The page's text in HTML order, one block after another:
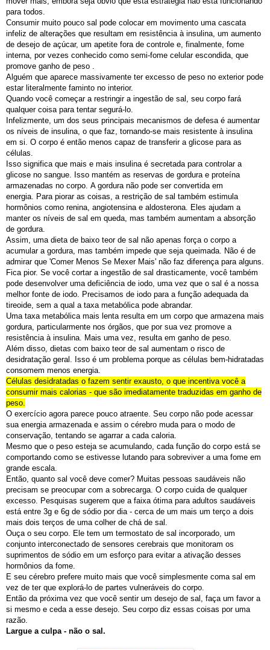
para todos.
Consumir muito pouco sal pode colocar em movimento uma cascata
infeliz de alterações que resultam em resistência à insulina, um aumento
de desejo de açúcar, um apetite fora de controle e, finalmente, fome
interna, por vezes conhecido como semi-fome celular escondida, que
promove ganho de peso .
Alguém que aparece massivamente ter excesso de peso no exterior pode
estar literalmente faminto no interior.
Quando você começar a restringir a ingestão de sal, seu corpo fará
qualquer coisa para tentar segurá-lo.
Infelizmente, um dos seus principais mecanismos de defesa é aumentar
os níveis de insulina, o que faz, tornando-se mais resistente à insulina
em si. O corpo é então menos capaz de transferir a glicose para as
células.
Isso significa que mais e mais insulina é secretada para controlar a
glicose no sangue. Isso mantém as reservas de gordura e proteína
armazenadas no corpo. A gordura não pode ser convertida em
energia. Para piorar as coisas, a restrição de sal também estimula
hormônios como renina, angiotensina e aldosterona. Eles ajudam a
manter os níveis de sal em queda, mas também aumentam a absorção
de gordura.
Assim, uma dieta de baixo teor de sal não apenas força o corpo a
acumular a gordura, mas também impede que seja queimada. Não é de
admirar que 'Comer Menos Se Mexer Mais' não faz diferença para alguns.
Fica pior. Se você cortar a ingestão de sal drasticamente, você também
pode desenvolver uma deficiência de iodo, uma vez que o sal é a nossa
melhor fonte de iodo. Precisamos de iodo para a função adequada da
tireoide, sem a qual a taxa metabólica pode abrandar.
Uma taxa metabólica mais lenta resulta em um corpo que armazena mais
gordura, particularmente nos órgãos, que por sua vez promove a
resistência à insulina. Mais uma vez, resulta em ganho de peso.
Além disso, dietas com baixo teor de sal aumentam o risco de
desidratação geral. Isso é um problema porque as células bem-hidratadas
consomem menos energia.
Células desidratadas o fazem sentir exausto, o que incentiva você a
consumir mais calorias - que são imediatamente traduzidas em ganho de
peso.
O exercício agora parece pouco atraente. Seu corpo não pode acessar
sua energia armazenada e assim o cérebro muda para o modo de
conservação, tentando se agarrar a cada caloria.
Mesmo que o peso esteja se acumulando, cada função do corpo está se
comportando como se estivesse lutando para sobreviver a uma fome em
grande escala.
Então, quanto sal você deve comer? Muitas pessoas saudáveis ​​não
precisam se preocupar com a sobrecarga. O corpo cuida de qualquer
excesso. Pesquisas sugerem que a faixa ótima para adultos saudáveis ​​
está entre 3g e 6g de sódio por dia - cerca de um mais um terço a dois
mais dois terços de uma colher de chá de sal.
Ouça o seu corpo. Ele tem um termostato de sal incorporado, um
conjunto interconectado de sensores cerebrais que monitoram os
suprimentos de sódio em um esforço para evitar a ativação desses
hormônios da fome.
E seu cérebro prefere muito mais que você simplesmente coma sal em
vez de ter que explorá-lo de partes vulneráveis ​​do corpo.
Então da próxima vez que você sentir um desejo de sal, faça um favor a
si mesmo e ceda a esse desejo. Seu corpo diz essas coisas por uma
razão.
Largue a culpa - não o sal.